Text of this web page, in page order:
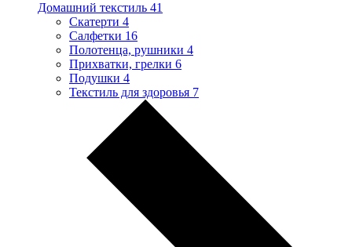
Домашний текстиль 41
Скатерти 4
Салфетки 16
Полотенца, рушники 4
Прихватки, грелки 6
Подушки 4
Текстиль для здоровья 7